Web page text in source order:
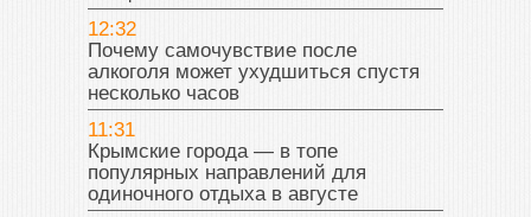
12:32
Почему самочувствие после
алкоголя может ухудшиться спустя
несколько часов
11:31
Крымские города — в топе
популярных направлений для
одиночного отдыха в августе